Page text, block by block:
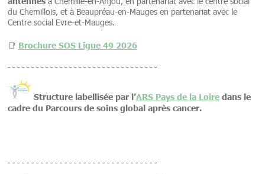
du Chemillois, et à Beaupréau-en-Mauges en partenariat avec le
Centre social Evre-et-Mauges.
📑 Brochure SOS Ligue 49 2026
Structure labellisée par l’ARS Pays de la Loiredans le
cadre du Parcours de soins global après cancer.